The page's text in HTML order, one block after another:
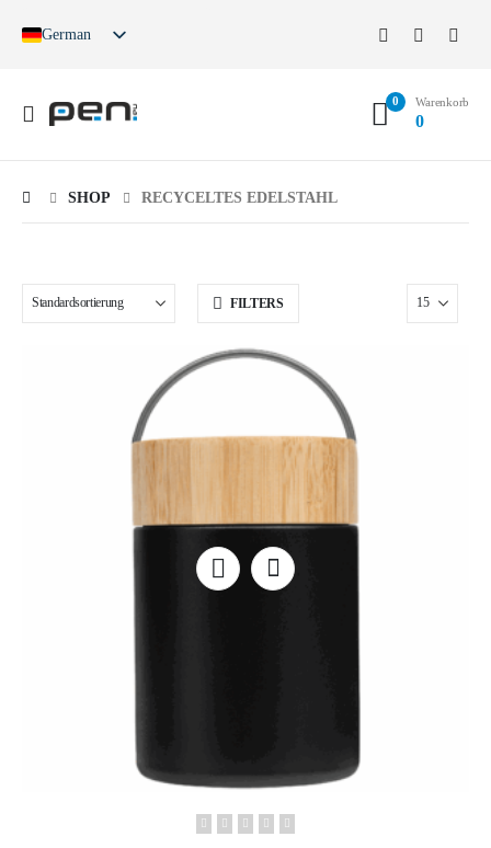
German
Spanish
0 Warenkorb
0
SHOP RECYCELTES EDELSTAHL
FILTERS